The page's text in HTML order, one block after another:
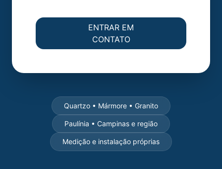
ENTRAR EM
CONTATO
Quartzo • Mármore • Granito
Paulínia • Campinas e região
Medição e instalação próprias